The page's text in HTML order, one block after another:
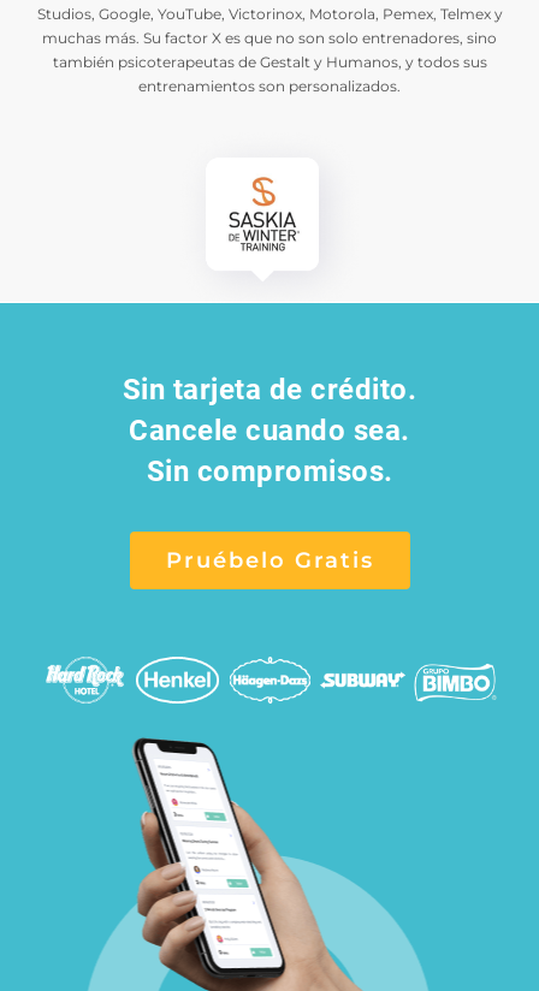
Studios, Google, YouTube, Victorinox, Motorola, Pemex, Telmex y
muchas más. Su factor X es que no son solo entrenadores, sino
también psicoterapeutas de Gestalt y Humanos, y todos sus
entrenamientos son personalizados.
Sin tarjeta de crédito.
Cancele cuando sea.
Sin compromisos.
Pruébelo Gratis